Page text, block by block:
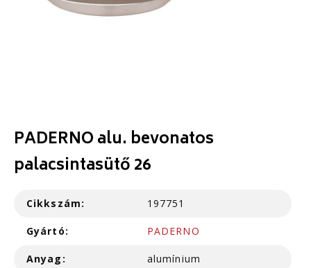
PADERNO alu. bevonatos
palacsintasütő 26
Cikkszám: 197751
Gyártó: PADERNO
Anyag: alumínium